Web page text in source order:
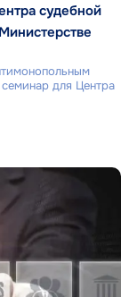
судебной
для Центра